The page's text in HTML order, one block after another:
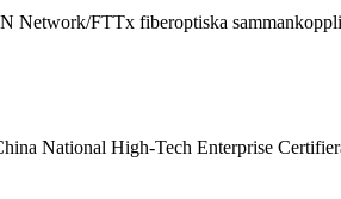
Network/FTTx fiberoptiska
National High-Tech Enterprise